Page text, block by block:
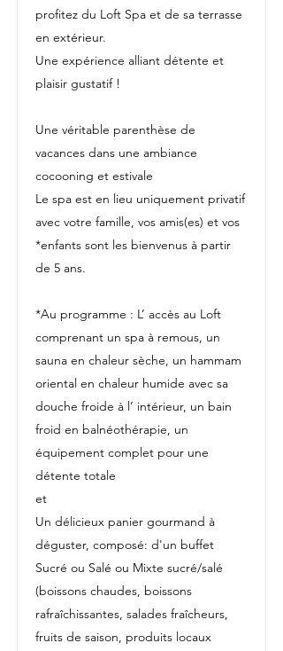
profitez du Loft Spa et de sa terrasse
en extérieur.
Une expérience alliant détente et
plaisir gustatif !
Une véritable parenthèse de
vacances dans une ambiance
cocooning et estivale
Le spa est en lieu uniquement privatif
avec votre famille, vos amis(es) et vos
*enfants sont les bienvenus à partir
de 5 ans.
*Au programme : L’ accès au Loft
comprenant un spa à remous, un
sauna en chaleur sèche, un hammam
oriental en chaleur humide avec sa
douche froide à l’ intérieur, un bain
froid en balnéothérapie, un
équipement complet pour une
détente totale
et
Un délicieux panier gourmand à
déguster, composé: d'un buffet
Sucré ou Salé ou Mixte sucré/salé
(boissons chaudes, boissons
rafraîchissantes, salades fraîcheurs,
fruits de saison, produits locaux